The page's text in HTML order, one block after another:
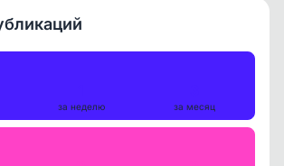
за неделю за месяц